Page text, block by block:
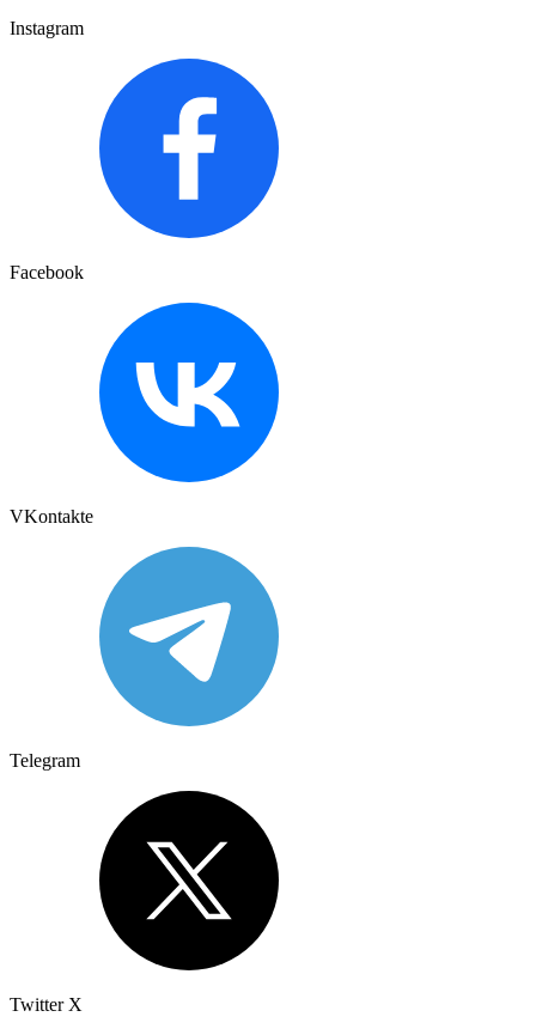
Instagram
Facebook
VKontakte
Telegram
Twitter X